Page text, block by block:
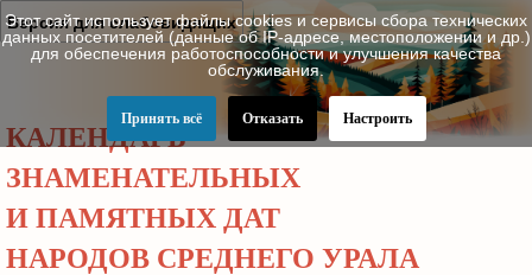
Версия для слабовидящих
КАЛЕНДАРЬ
ЗНАМЕНАТЕЛЬНЫХ
И ПАМЯТНЫХ ДАТ
НАРОДОВ СРЕДНЕГО УРАЛА
Этот сайт использует файлы cookies и сервисы сбора технических
данных посетителей (данные об IP-адресе, местоположении и др.)
для обеспечения работоспособности и улучшения качества
обслуживания.
Принять всё Отказать Настроить